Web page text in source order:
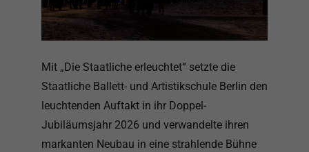
Mit „Die Staatliche erleuchtet“ setzte die
Staatliche Ballett- und Artistikschule Berlin den
leuchtenden Auftakt in ihr Doppel-
Jubiläumsjahr 2026 und verwandelte ihren
markanten Neubau in eine strahlende Bühne